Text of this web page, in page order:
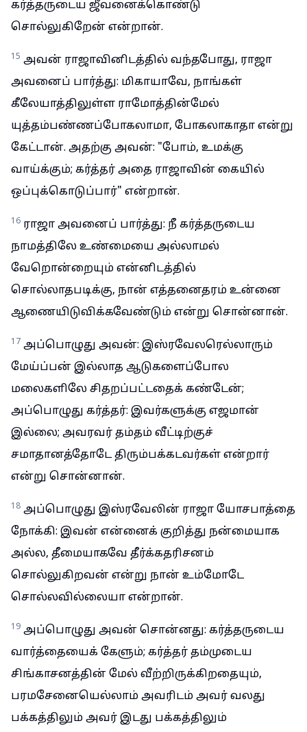
கர்த்தருடைய ஜீவனைக்கொண்டு
சொல்லுகிறேன் என்றான்.
15 அவன் ராஜாவினிடத்தில் வந்தபோது, ராஜா
அவனைப் பார்த்து: மிகாயாவே, நாங்கள்
கீலேயாத்திலுள்ள ராமோத்தின்மேல்
யுத்தம்பண்ணப்போகலாமா, போகலாகாதா என்று
கேட்டான். அதற்கு அவன்: "போம், உமக்கு
வாய்க்கும்; கர்த்தர் அதை ராஜாவின் கையில்
ஒப்புக்கொடுப்பார்" என்றான்.
16 ராஜா அவனைப் பார்த்து: நீ கர்த்தருடைய
நாமத்திலே உண்மையை அல்லாமல்
வேறொன்றையும் என்னிடத்தில்
சொல்லாதபடிக்கு, நான் எத்தனைதரம் உன்னை
ஆணையிடுவிக்கவேண்டும் என்று சொன்னான்.
17 அப்பொழுது அவன்: இஸ்ரவேலரெல்லாரும்
மேய்ப்பன் இல்லாத ஆடுகளைப்போல
மலைகளிலே சிதறப்பட்டதைக் கண்டேன்;
அப்பொழுது கர்த்தர்: இவர்களுக்கு எஜமான்
இல்லை; அவரவர் தம்தம் வீட்டிற்குச்
சமாதானத்தோடே திரும்பக்கடவர்கள் என்றார்
என்று சொன்னான்.
18 அப்பொழுது இஸ்ரவேலின் ராஜா யோசபாத்தை
நோக்கி: இவன் என்னைக் குறித்து நன்மையாக
அல்ல, தீமையாகவே தீர்க்கதரிசனம்
சொல்லுகிறவன் என்று நான் உம்மோடே
சொல்லவில்லையா என்றான்.
19 அப்பொழுது அவன் சொன்னது: கர்த்தருடைய
வார்த்தையைக் கேளும்; கர்த்தர் தம்முடைய
சிங்காசனத்தின் மேல் வீற்றிருக்கிறதையும்,
பரமசேனையெல்லாம் அவரிடம் அவர் வலது
பக்கத்திலும் அவர் இடது பக்கத்திலும்